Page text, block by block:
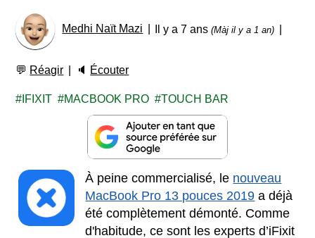
Medhi Naït Mazi Il y a 7 ans(Màj il y a 1 an)
💬 Réagir 🔈 Écouter
IFIXIT MACBOOK PRO TOUCH BAR
À peine commercialisé, le nouveau
MacBook Pro 13 pouces 2019 a déjà
été complètement démonté. Comme
d'habitude, ce sont les experts d’iFixit